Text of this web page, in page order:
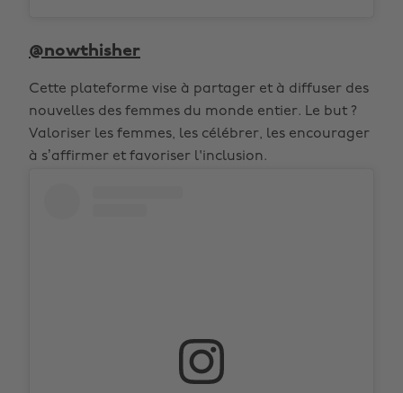
@nowthisher
Cette plateforme vise à partager et à diffuser des
nouvelles des femmes du monde entier. Le but ?
Valoriser les femmes, les célébrer, les encourager
à s’affirmer et favoriser l'inclusion.